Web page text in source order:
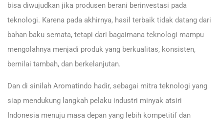
bisa diwujudkan jika produsen berani berinvestasi pada
teknologi. Karena pada akhirnya, hasil terbaik tidak datang dari
bahan baku semata, tetapi dari bagaimana teknologi mampu
mengolahnya menjadi produk yang berkualitas, konsisten,
bernilai tambah, dan berkelanjutan.
Dan di sinilah Aromatindo hadir, sebagai mitra teknologi yang
siap mendukung langkah pelaku industri minyak atsiri
Indonesia menuju masa depan yang lebih kompetitif dan